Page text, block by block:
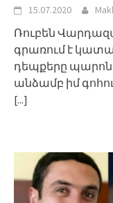
15.07.2020
Ռուբեն
գրառում է
դեպքերը պարոն
անձամբ իմ
[...]